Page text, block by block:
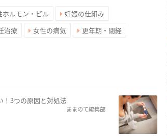
ホルモン・ピル
妊娠の仕組み
治療 女性の病気
更年期・閉経
！3つの原因と対処法
ままのて編集部